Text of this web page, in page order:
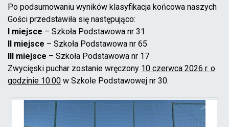
Po podsumowaniu wyników klasyfikacja końcowa naszych
Gości przedstawiła się następująco:
I miejsce – Szkoła Podstawowa nr 31
II miejsce – Szkoła Podstawowa nr 65
III miejsce – Szkoła Podstawowa nr 17
Zwycięski puchar zostanie wręczony 10 czerwca 2026 r. o
godzinie 10.00 w Szkole Podstawowej nr 30.